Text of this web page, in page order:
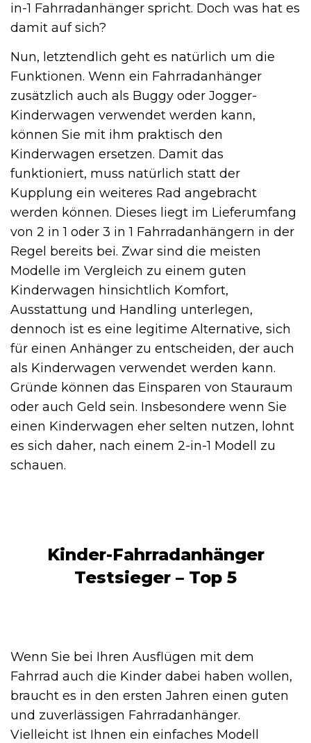
in-1 Fahrradanhänger spricht. Doch was hat es
damit auf sich?
Nun, letztendlich geht es natürlich um die
Funktionen. Wenn ein Fahrradanhänger
zusätzlich auch als Buggy oder Jogger-
Kinderwagen verwendet werden kann,
können Sie mit ihm praktisch den
Kinderwagen ersetzen. Damit das
funktioniert, muss natürlich statt der
Kupplung ein weiteres Rad angebracht
werden können. Dieses liegt im Lieferumfang
von 2 in 1 oder 3 in 1 Fahrradanhängern in der
Regel bereits bei. Zwar sind die meisten
Modelle im Vergleich zu einem guten
Kinderwagen hinsichtlich Komfort,
Ausstattung und Handling unterlegen,
dennoch ist es eine legitime Alternative, sich
für einen Anhänger zu entscheiden, der auch
als Kinderwagen verwendet werden kann.
Gründe können das Einsparen von Stauraum
oder auch Geld sein. Insbesondere wenn Sie
einen Kinderwagen eher selten nutzen, lohnt
es sich daher, nach einem 2-in-1 Modell zu
schauen.
Kinder-Fahrradanhänger
Testsieger – Top 5
Wenn Sie bei Ihren Ausflügen mit dem
Fahrrad auch die Kinder dabei haben wollen,
braucht es in den ersten Jahren einen guten
und zuverlässigen Fahrradanhänger.
Vielleicht ist Ihnen ein einfaches Modell